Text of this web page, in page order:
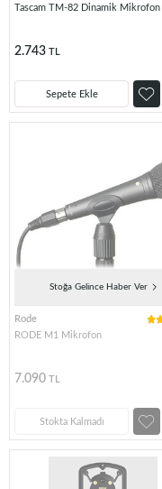
Tascam TM-82 Dinamik Mikrofon
2.743 TL
Sepete Ekle
Stoğa Gelince Haber Ver
Rode
RODE M1 Mikrofon
7.090 TL
Stokta Kalmadı